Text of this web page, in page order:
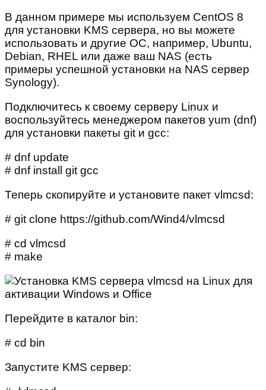
В данном примере мы используем CentOS 8
для установки KMS сервера, но вы можете
использовать и другие ОС, например, Ubuntu,
Debian, RHEL или даже ваш NAS (есть
примеры успешной установки на NAS сервер
Synology).
Подключитесь к своему серверу Linux и
воспользуйтесь менеджером пакетов yum (dnf)
для установки пакеты git и gcc:
# dnf update
# dnf install git gcc
Теперь скопируйте и установите пакет vlmcsd:
# git clone https://github.com/Wind4/vlmcsd
# cd vlmcsd
# make
Перейдите в каталог bin:
# cd bin
Запустите KMS сервер: